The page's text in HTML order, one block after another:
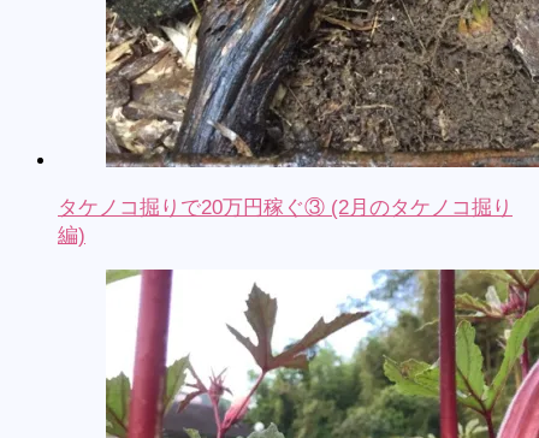
タケノコ掘りで20万円稼ぐ③ (2月のタケノコ掘り
編)